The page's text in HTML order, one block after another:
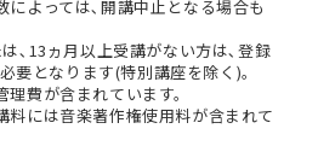
によっては､開講中止となる場合も
､13ヵ月以上受講がない方は､登録
要となります(特別講座を除く)。
費が含まれています。
料には音楽著作権使用料が含まれて